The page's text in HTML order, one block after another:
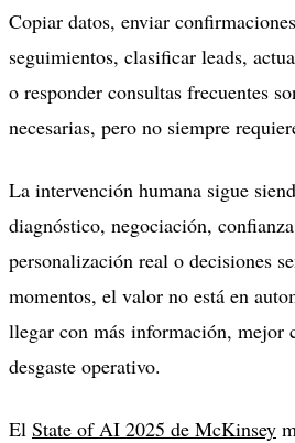
Copiar datos, enviar
seguimientos, clasificar leads,
o responder consultas frecuentes
necesarias, pero no siempre
La intervención humana sigue
diagnóstico, negociación,
personalización real o decisiones
momentos, el valor no está en
llegar con más información, mejor
desgaste operativo.
El State of AI 2025 de McKinsey